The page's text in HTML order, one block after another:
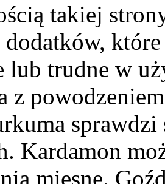
takiej
lub trudne w
z
sprawdzi
Kardamon
mięsne.